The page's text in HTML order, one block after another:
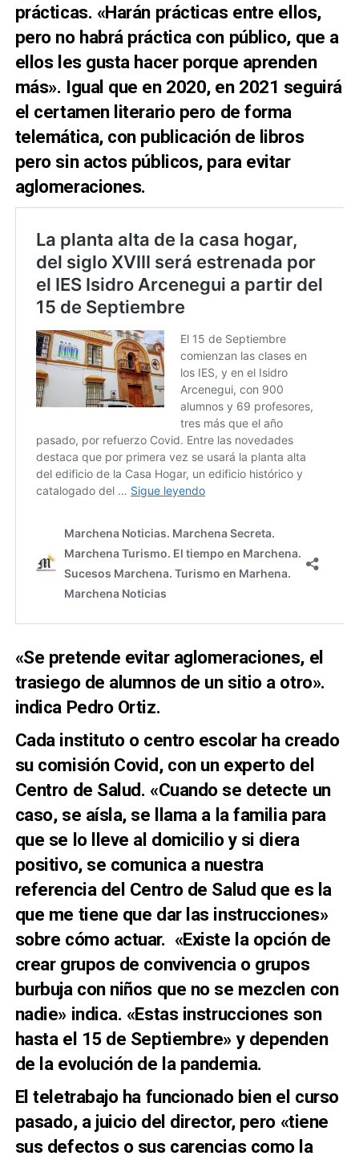
prácticas. «Harán prácticas entre ellos,
pero no habrá práctica con público, que a
ellos les gusta hacer porque aprenden
más». Igual que en 2020, en 2021 seguirá
el certamen literario pero de forma
telemática, con publicación de libros
pero sin actos públicos, para evitar
aglomeraciones.
«Se pretende evitar aglomeraciones, el
trasiego de alumnos de un sitio a otro».
indica Pedro Ortiz.
Cada instituto o centro escolar ha creado
su comisión Covid, con un experto del
Centro de Salud. «Cuando se detecte un
caso, se aísla, se llama a la familia para
que se lo lleve al domicilio y si diera
positivo, se comunica a nuestra
referencia del Centro de Salud que es la
que me tiene que dar las instrucciones»
sobre cómo actuar. «Existe la opción de
crear grupos de convivencia o grupos
burbuja con niños que no se mezclen con
nadie» indica. «Estas instrucciones son
hasta el 15 de Septiembre» y dependen
de la evolución de la pandemia.
El teletrabajo ha funcionado bien el curso
pasado, a juicio del director, pero «tiene
sus defectos o sus carencias como la